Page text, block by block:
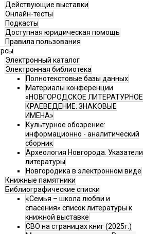
Действующие выставки
Онлайн-тесты
Подкасты
Доступная юридическая помощь
Правила пользования
Электронный каталог
Электронная библиотека
Полнотекстовые базы данных
Материалы конференции
«НОВГОРОДСКОЕ ЛИТЕРАТУРНОЕ
КРАЕВЕДЕНИЕ: ЗНАКОВЫЕ
ИМЕНА»
Культурное обозрение:
информационно - аналитический
сборник
Археология Новгорода. Указатели
литературы
Новгородика в электронном виде
Книжные памятники
Библиографические списки
«Семья – школа любви и
спасения» список литературы к
книжной выставке
СВО на страницах книг (2025г.)